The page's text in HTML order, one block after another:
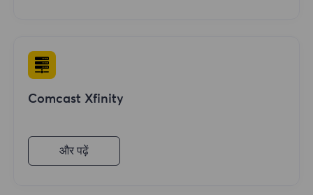
Comcast Xfinity
और पढ़ें